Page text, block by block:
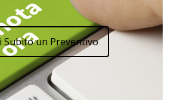
Subito un Preventivo